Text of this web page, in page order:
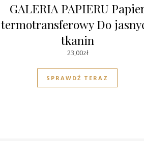
GALERIA PAPIERU
termotransferowy Do
tkanin
23,00zł
SPRAWDŹ TERAZ